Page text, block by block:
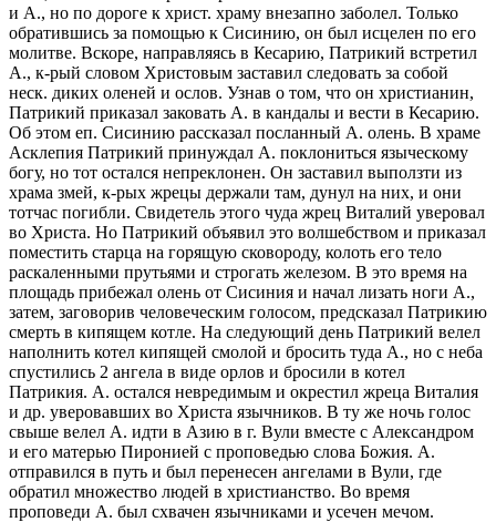
и А., но по дороге к христ. храму внезапно заболел. Только
обратившись за помощью к Сисинию, он был исцелен по его
молитве. Вскоре, направляясь в Кесарию, Патрикий встретил
А., к-рый словом Христовым заставил следовать за собой
неск. диких оленей и ослов. Узнав о том, что он христианин,
Патрикий приказал заковать А. в кандалы и вести в Кесарию.
Об этом еп. Сисинию рассказал посланный А. олень. В храме
Асклепия Патрикий принуждал А. поклониться языческому
богу, но тот остался непреклонен. Он заставил выползти из
храма змей, к-рых жрецы держали там, дунул на них, и они
тотчас погибли. Свидетель этого чуда жрец Виталий уверовал
во Христа. Но Патрикий объявил это волшебством и приказал
поместить старца на горящую сковороду, колоть его тело
раскаленными прутьями и строгать железом. В это время на
площадь прибежал олень от Сисиния и начал лизать ноги А.,
затем, заговорив человеческим голосом, предсказал Патрикию
смерть в кипящем котле. На следующий день Патрикий велел
наполнить котел кипящей смолой и бросить туда А., но с неба
спустились 2 ангела в виде орлов и бросили в котел
Патрикия. А. остался невредимым и окрестил жреца Виталия
и др. уверовавших во Христа язычников. В ту же ночь голос
свыше велел А. идти в Азию в г. Вули вместе с Александром
и его матерью Пиронией с проповедью слова Божия. А.
отправился в путь и был перенесен ангелами в Вули, где
обратил множество людей в христианство. Во время
проповеди А. был схвачен язычниками и усечен мечом.